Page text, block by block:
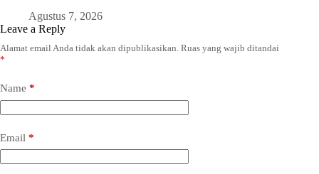
Agustus 7, 2026
Leave a Reply
Alamat email Anda tidak akan dipublikasikan. Ruas yang wajib ditandai
*
Name *
Email *